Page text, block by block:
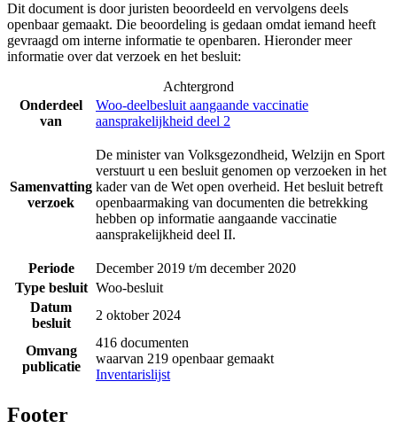
Dit document is door juristen beoordeeld en vervolgens deels
openbaar gemaakt. Die beoordeling is gedaan omdat iemand heeft
gevraagd om interne informatie te openbaren. Hieronder meer
informatie over dat verzoek en het besluit:
Achtergrond
Onderdeel
van
Woo-deelbesluit aangaande vaccinatie
aansprakelijkheid deel 2
Samenvatting
verzoek
De minister van Volksgezondheid, Welzijn en Sport
verstuurt u een besluit genomen op verzoeken in het
kader van de Wet open overheid. Het besluit betreft
openbaarmaking van documenten die betrekking
hebben op informatie aangaande vaccinatie
aansprakelijkheid deel II.
Periode
December 2019 t/m december 2020
Type besluit Woo-besluit
Datum
besluit
2 oktober 2024
Omvang
publicatie
416 documenten
waarvan 219 openbaar gemaakt
Inventarislijst
Footer